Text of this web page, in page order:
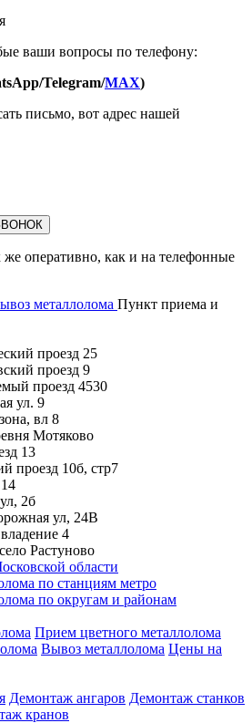
ваши вопросы по телефону:
Telegram/MAX)
письмо, вот адрес нашей
ОБРАТНЫЙ ЗВОНОК
же оперативно, как и на телефонные
Пункт приема и
проезд 25
проезд 9
проезд 4530
ул. 9
вл 8
Мотяково
13
проезд 10б, стр7
2б
ул, 24В
4
Растуново
области
по станциям метро
по округам и районам
Прием цветного металлолома
Вывоз металлолома Цены на
Демонтаж ангаров Демонтаж станков
кранов